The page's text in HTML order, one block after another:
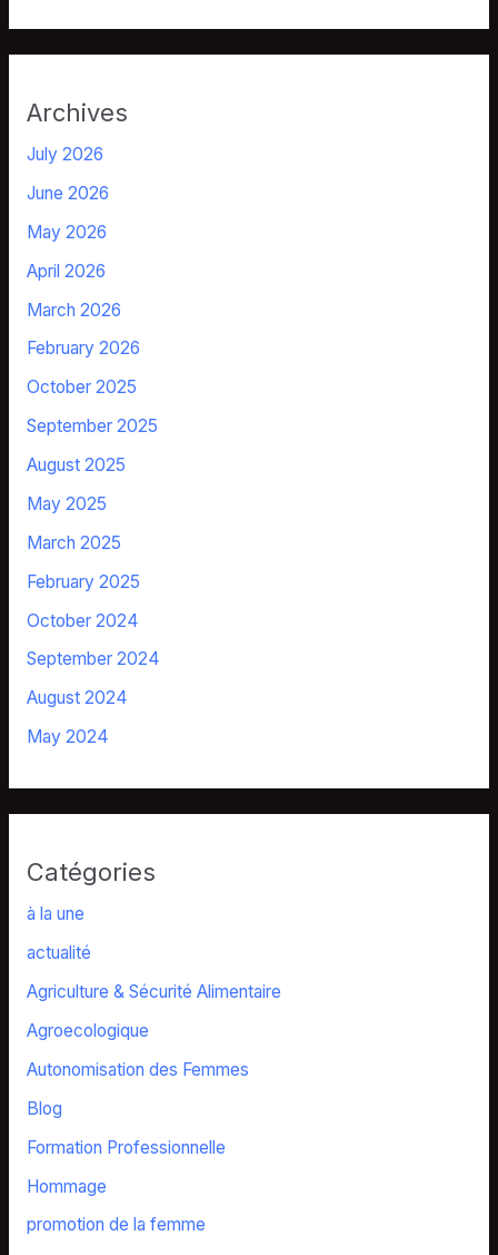
Archives
July 2026
June 2026
May 2026
April 2026
March 2026
February 2026
October 2025
September 2025
August 2025
May 2025
March 2025
February 2025
October 2024
September 2024
August 2024
May 2024
Catégories
à la une
actualité
Agriculture & Sécurité Alimentaire
Agroecologique
Autonomisation des Femmes
Blog
Formation Professionnelle
Hommage
promotion de la femme